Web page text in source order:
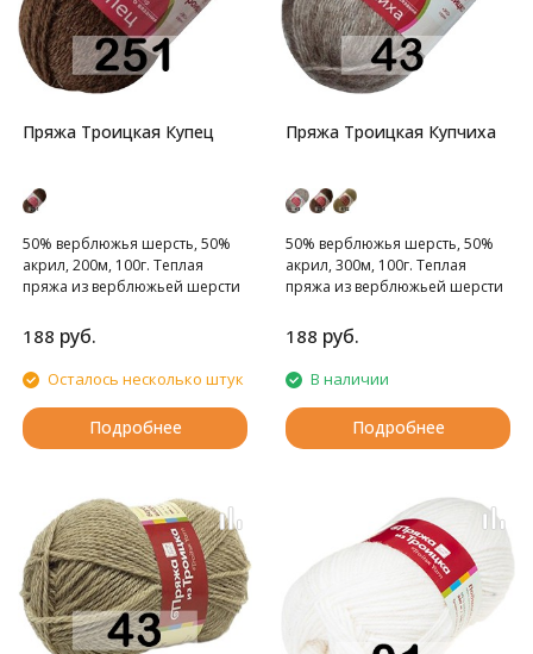
Пряжа Троицкая Купец
50% верблюжья шерсть, 50%
акрил, 200м, 100г. Теплая
пряжа из верблюжьей шерсти
188 руб.
Осталось несколько штук
Подробнее
Пряжа Троицкая Купчиха
50% верблюжья шерсть, 50%
акрил, 300м, 100г. Теплая
пряжа из верблюжьей шерсти
188 руб.
В наличии
Подробнее